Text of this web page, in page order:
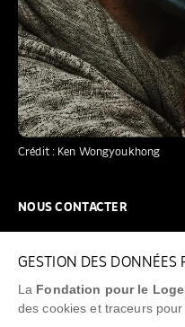
GESTION DES DONNÉES
La Fondation pour le
des cookies et traceurs pour
Crédit : Ken Wongyoukhong
NOUS CONTACTER
FAQ
NEWSLETTER